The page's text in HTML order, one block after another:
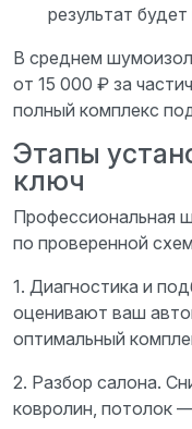
результат
В среднем
от 15 000 ₽ за
полный комплекс
Этапы
ключ
Профессиональная
по проверенной
1. Диагностика и
оценивают ваш
оптимальный
2. Разбор салона.
ковролин, потолок